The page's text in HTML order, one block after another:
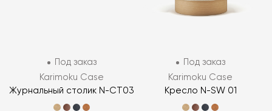
Под заказ
Karimoku Case
Журнальный столик N-CT03
Под заказ
Karimoku Case
Кресло N-SW 01